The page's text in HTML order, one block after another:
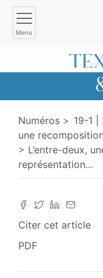
Menu
Numéros
19-1 |
une
L’entre-deux,
représentation…
Citer cet article
PDF